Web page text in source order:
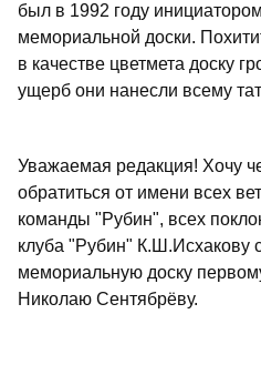
был в 1992 году
мемориальной доски.
в качестве цветмета доску
ущерб они нанесли всему
Уважаемая редакция! Хочу
обратиться от имени всех
команды "Рубин", всех
клуба "Рубин" К.Ш.Исхакову
мемориальную доску
Николаю Сентябрёву.